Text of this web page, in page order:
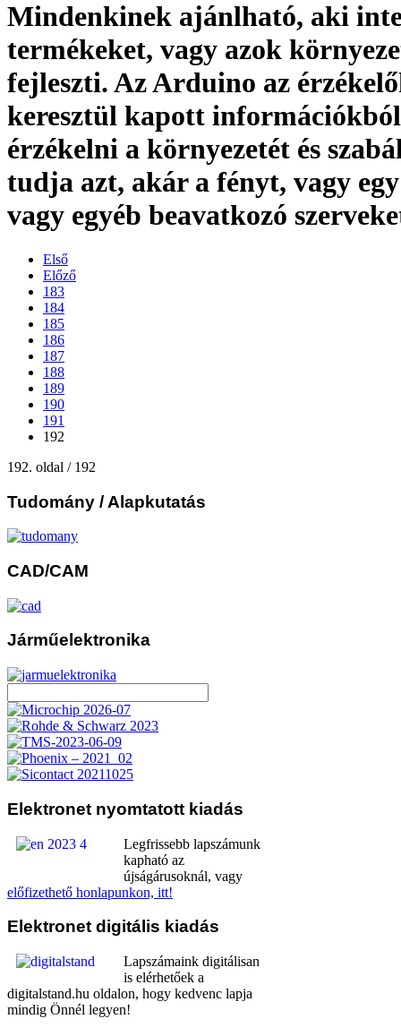
Mindenkinek ajánlható, aki
termékeket, vagy azok
fejleszti. Az Arduino az
keresztül kapott
érzékelni a környezetét és
tudja azt, akár a fényt, vagy
vagy egyéb beavatkozó
Első
Előző
183
184
185
186
187
188
189
190
191
192
192. oldal / 192
Tudomány / Alapkutatás
CAD/CAM
Járműelektronika
Elektronet nyomtatott kiadás
Legfrissebb lapszámunk
kapható az
újságárusoknál, vagy
előfizethető honlapunkon, itt!
Elektronet digitális kiadás
Lapszámaink digitálisan
is elérhetőek a
digitalstand.hu oldalon, hogy kedvenc lapja
mindig Önnél legyen!